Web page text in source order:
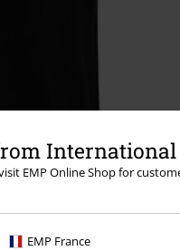
International
EMP Online Shop for
EMP France